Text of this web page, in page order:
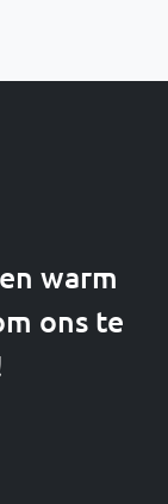
warm
ons te